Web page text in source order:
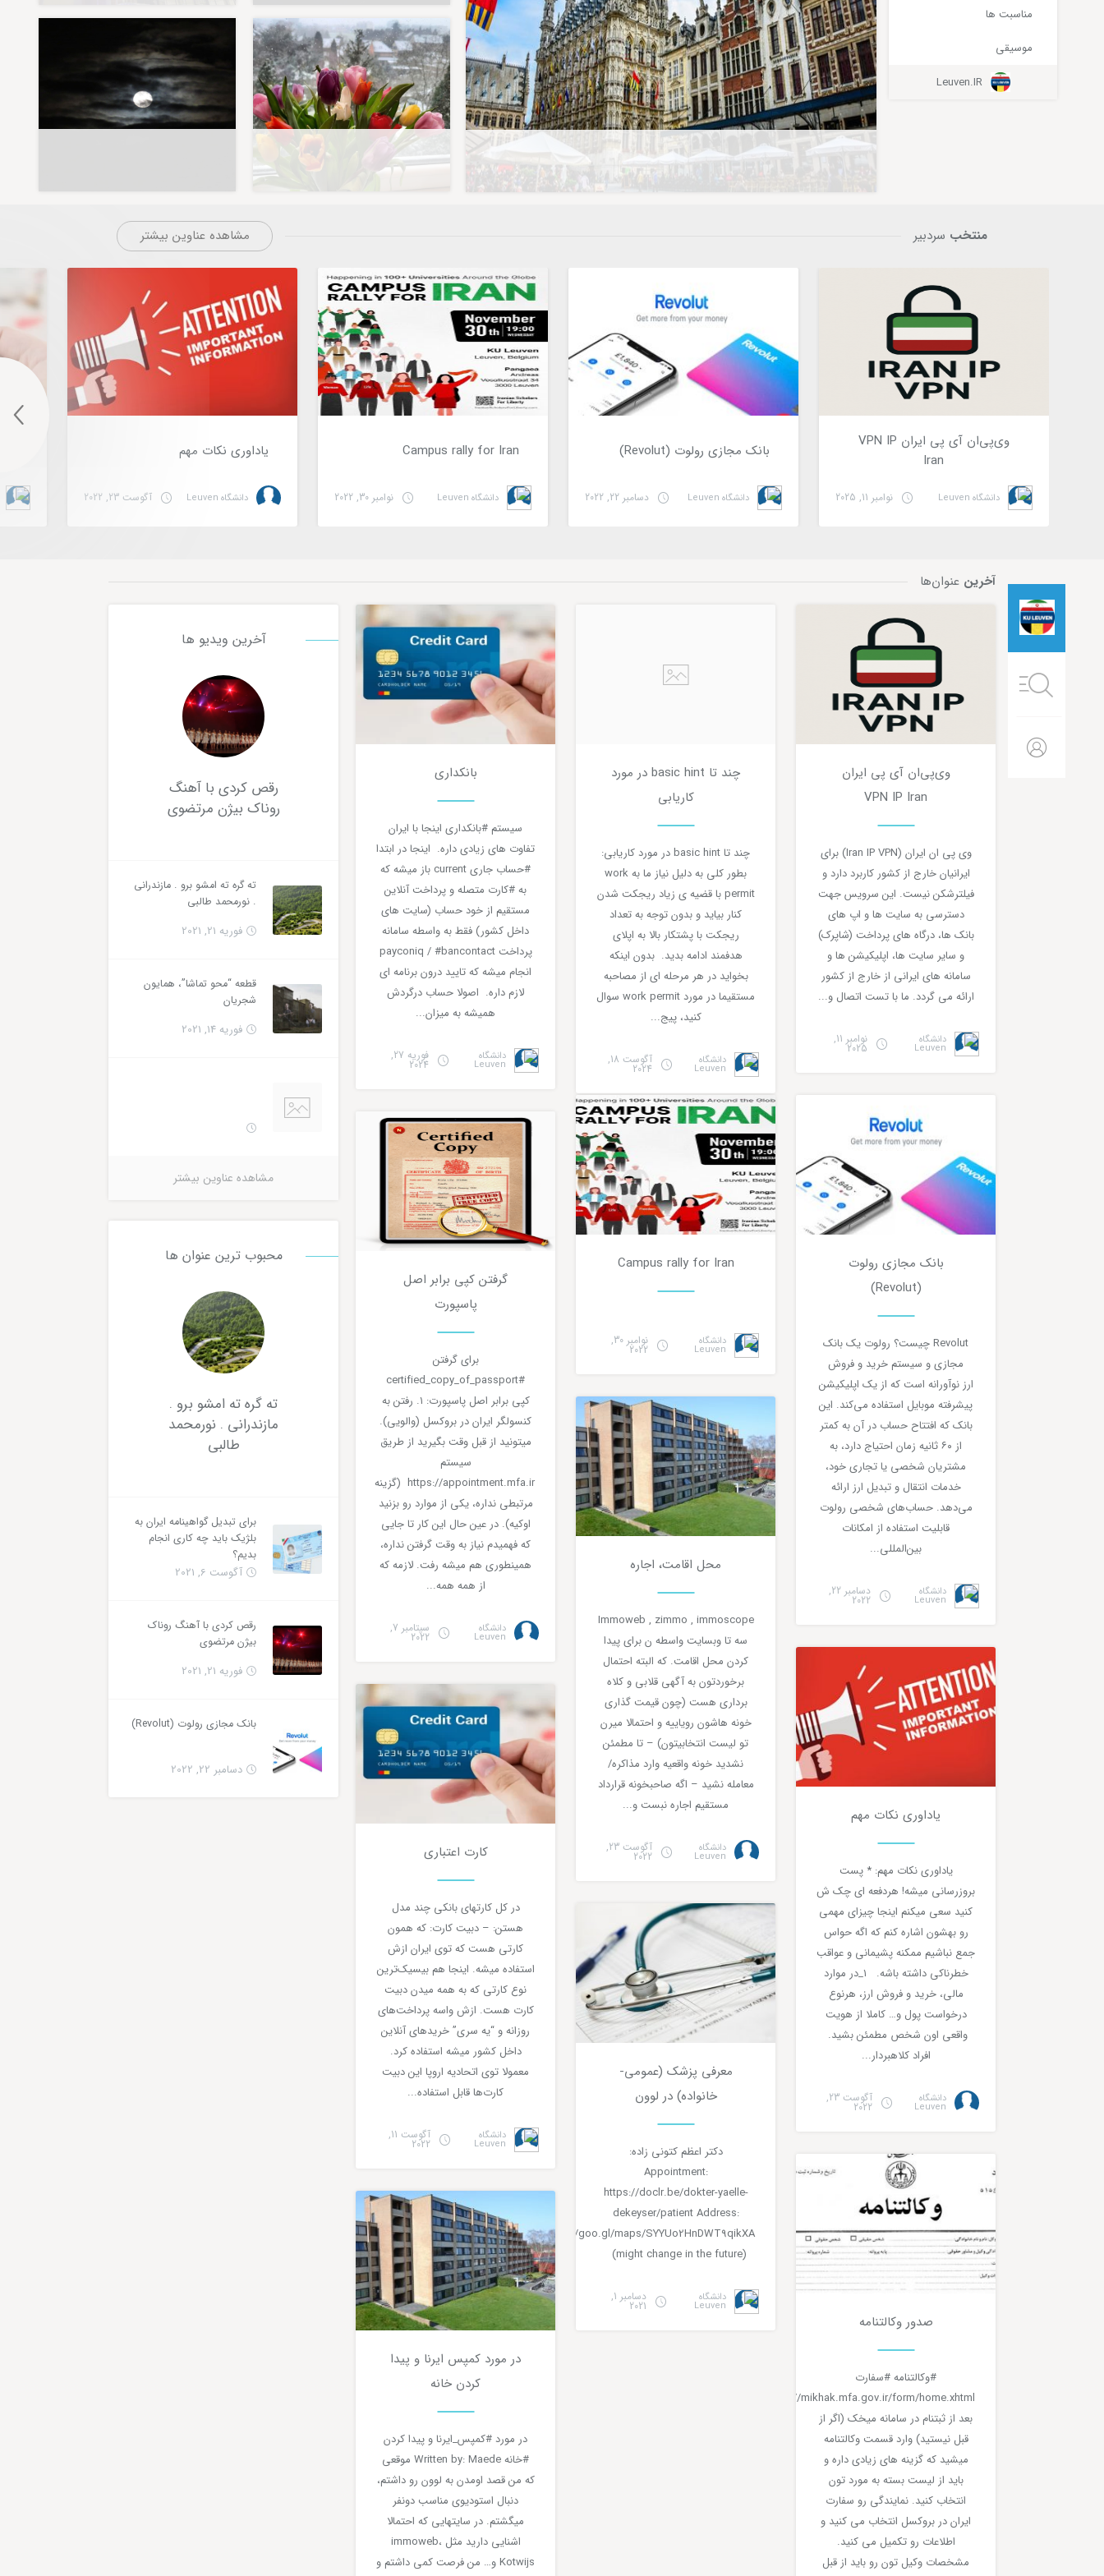
مناسبت ها
موسیقی
Leuven.IR
منتخب سردبیر مشاهده عناوین بیشتر
وی‌پی‌ان آی پی ایران VPN IP
Iran
دانشگاه Leuven نوامبر 11, 2025
بانک مجازی رولوت (Revolut)
دانشگاه Leuven دسامبر 22, 2022
Campus rally for Iran
دانشگاه Leuven نوامبر 30, 2022
یاداوری نکات مهم
دانشگاه Leuven آگوست 23, 2022
آخرین عنوان‌ها
0
وی‌پی‌ان آی پی ایران
VPN IP Iran
وی پی ان ایران (Iran IP VPN) برای
ایرانیان خارج از کشور کاربرد دارد و
فیلترشکن نیست. این سرویس جهت
دسترسی به سایت ها و اپ های
بانک ها، درگاه های پرداخت (شاپرک)
و سایر سایت ها، اپلیکیشن ها و
سامانه های ایرانی از خارج از کشور
ارائه می گردد. ما با تست اتصال و...
دانشگاه
Leuven
نوامبر 11,
2025
چند تا basic hint در مورد
کاریابی
چند تا basic hint در مورد کاریابی:
بطور کلی به دلیل نیاز ما به work
permit با قضیه ی زیاد ریجکت شدن
کنار بیاید و بدون توجه به تعداد
ریجکت با پشتکار بالا به اپلای
هدفمند ادامه بدید. بدون اینکه
بخواید در هر مرحله ای از مصاحبه
مستقیما در مورد work permit سوال
کنید، پیج...
دانشگاه
Leuven
آگوست 18,
2024
بانکداری
سیستم #بانکداری اینجا با ایران
تفاوت های زیادی داره. اینجا در ابتدا
#حساب جاری current باز میشه که
به #کارت متصله و پرداخت آنلاین
مستقیم از خود حساب (سایت های
داخل کشور) فقط به واسطه سامانه
پرداخت payconiq / #bancontact
انجام میشه که تایید درون برنامه ای
لازم داره. اصولا حساب درگردش
همیشه به میزان...
دانشگاه
Leuven
فوریه 27,
2024
بانک مجازی رولوت
(Revolut)
Revolut چیست؟ رولوت یک بانک
مجازی و سیستم خرید و فروش
ارز نوآورانه است که از یک اپلیکیشن
پیشرفته‌‌ موبایل استفاده می‌‌کند. این
بانک که افتتاح حساب در آن به کمتر
از ۶۰ ثانیه زمان احتیاج دارد، به
مشتریان شخصی یا تجاری خود،
خدمات انتقال و تبدیل ارز ارائه
می‌‌دهد. حساب‌‌های شخصی رولوت
قابلیت استفاده از امکانات
بین‌‌المللی...
دانشگاه
Leuven
دسامبر 22,
2022
Campus rally for Iran
دانشگاه
Leuven
نوامبر 30,
2022
گرفتن کپی برابر اصل
پاسپورت
برای گرفتن
#certified_copy_of_passport
کپی برابر اصل پاسپورت: ۱. رفتن به
کنسولگر ایران در بروکسل (والویی).
میتونید از قبل وقت بگیرید از طریق
سیستم
https://appointment.mfa.ir (گزینه
مرتبطی نداره، یکی از موارد رو بزنید
اوکیه). در عین حال این کار تا جایی
که فهمیدم نیاز به وقت گرفتن نداره،
همینطوری هم میشه رفت. لازمه که
از همه همه...
دانشگاه
Leuven
سپتامبر 7,
2022
یاداوری نکات مهم
یاداوری نکات مهم: * پست
بروزرسانی میشه! هردفعه ای چک ش
کنید سعی میکنم اینجا چیزای مهمی
رو بهشون اشاره کنم که اگه حواس
جمع نباشیم ممکنه پشیمانی و عواقب
خطرناکی داشته باشه. ۱_در موارد
مالی، خرید و فروش ارز، هرنوع
درخواست پول و… کاملا از هویت
واقعی اون شخص مطمئن بشید.
افراد کلاهبردار...
دانشگاه
Leuven
آگوست 23,
2022
محل اقامت، اجاره
Immoweb , zimmo , immoscope
سه تا وبسایت واسطه ن برای پیدا
کردن محل اقامت. که البته احتمال
برخوردتون به آگهی قلابی و کلاه
برداری هست (چون قیمت گذاری
خونه هاشون رویاییه و احتمالا میرن
تو لیست انتخابیتون) – تا مطمئن
نشدید خونه واقعیه وارد مذاکره/
معامله نشید – اگه صاحبخونه قرارداد
مستقیم اجاره نبست و...
دانشگاه
Leuven
آگوست 23,
2022 کارت اعتباری
در کل کارتهای بانکی چند مدل
هستن: – دبیت کارت: که همون
کارتی هست که توی ایران ازش
استفاده میشه. اینجا هم بیسیک‌ترین
نوع کارتی که به همه میدن دبیت
کارت هست. ازش واسه پرداخت‌های
روزانه و “یه سری” خرید‌های آنلاین
داخل کشور میشه استفاده کرد.
معمولا توی اتحادیه اروپا این دبیت
کارت‌ها قابل استفاده...
دانشگاه
Leuven
آگوست 11,
2022
صدور وکالتنامه
#وکالتنامه #سفارت
https://mikhak.mfa.gov.ir/form/home.xhtml
بعد از ثبتنام در سامانه میخک (اگر از
قبل نیستید) وارد قسمت وکالتنامه
میشید که گزینه های زیادی داره و
باید از لیست بسته به مورد تون
انتخاب کنید. نمایندگی رو سفارت
ایران در بروکسل انتخاب می کنید و
اطلاعات رو تکمیل می کنید.
مشخصات وکیل تون رو باید از قبل
معرفی پزشک (عمومی-
خانواده) در لوون
دکتر اعظم کتونی زاده:
Appointment:
https://doclr.be/dokter-yaelle-
dekeyser/patient Address:
https://goo.gl/maps/SYYUo2HnDWT9qikXA
(might change in the future)
دانشگاه
Leuven
دسامبر 1,
2021
در مورد کمپس ایرنا و پیدا
کردن خانه
در مورد #کمپس_ایرنا و پیدا کردن
#خانه Written by: Maede موقعی
که من قصد اومدن به لوون رو داشتم،
دنبال استودیوی مناسب دونفر
میگشتم. در سایتهایی که احتمالا
اشنایی دارید مثل immoweb،
Kotwijs و… من فرصت کمی داشتم و
آخرین ویدیو ها
رقص کردی با آهنگ
روناک بیژن مرتضوی
ته گره ته امشو برو . مازندرانی
. نورمحمد طالبی
فوریه 21, 2021
قطعه “محو تماشا”، همایون
شجریان
فوریه 14, 2021
مشاهده عناوین بیشتر
محبوب ترین عنوان ها
ته گره ته امشو برو .
مازندرانی . نورمحمد
طالبی
برای تبدیل گواهینامه ایران به
بلژیک باید چه کاری انجام
بدیم؟
آگوست 6, 2021
رقص کردی با آهنگ روناک
بیژن مرتضوی
فوریه 21, 2021
بانک مجازی رولوت (Revolut)
دسامبر 22, 2022